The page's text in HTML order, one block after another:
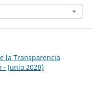
la Transparencia
Junio 2020)